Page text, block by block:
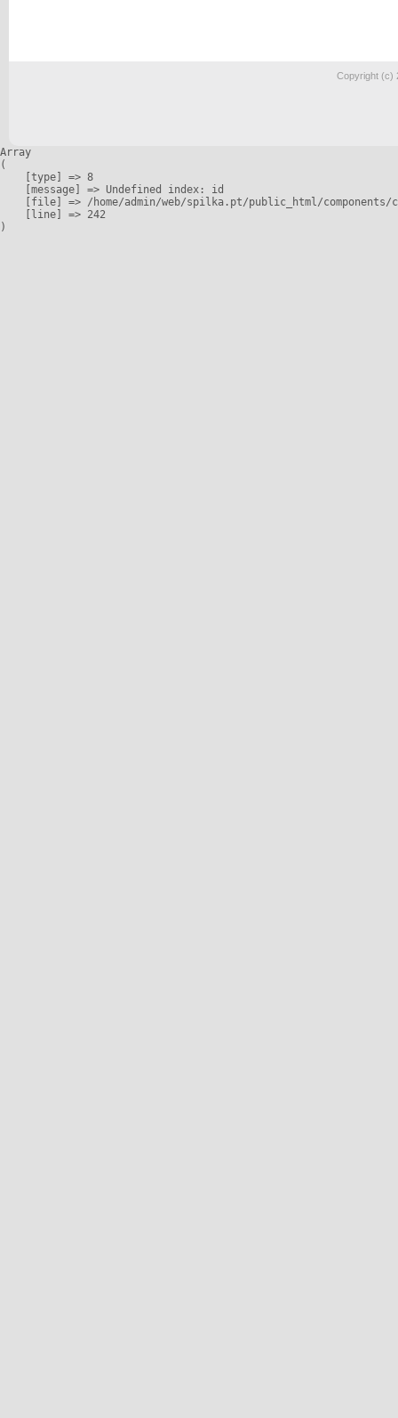
Copyright (c)
Array
(
    [type] => 8
    [message] => Undefined index: id
[file] => /home/admin/web/spilka.pt/public_html/
    [line] => 242